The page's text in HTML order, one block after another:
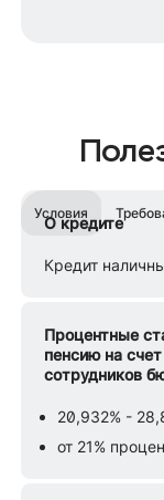
Условия
О кредите
Кредит
Процентные
пенсию на
сотрудников
20,932% -
от 21%